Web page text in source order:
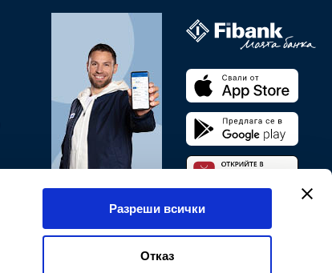
Разреши всички
Отказ
Банкирайте от всяка
точка на света.
Мобилно и онлайн